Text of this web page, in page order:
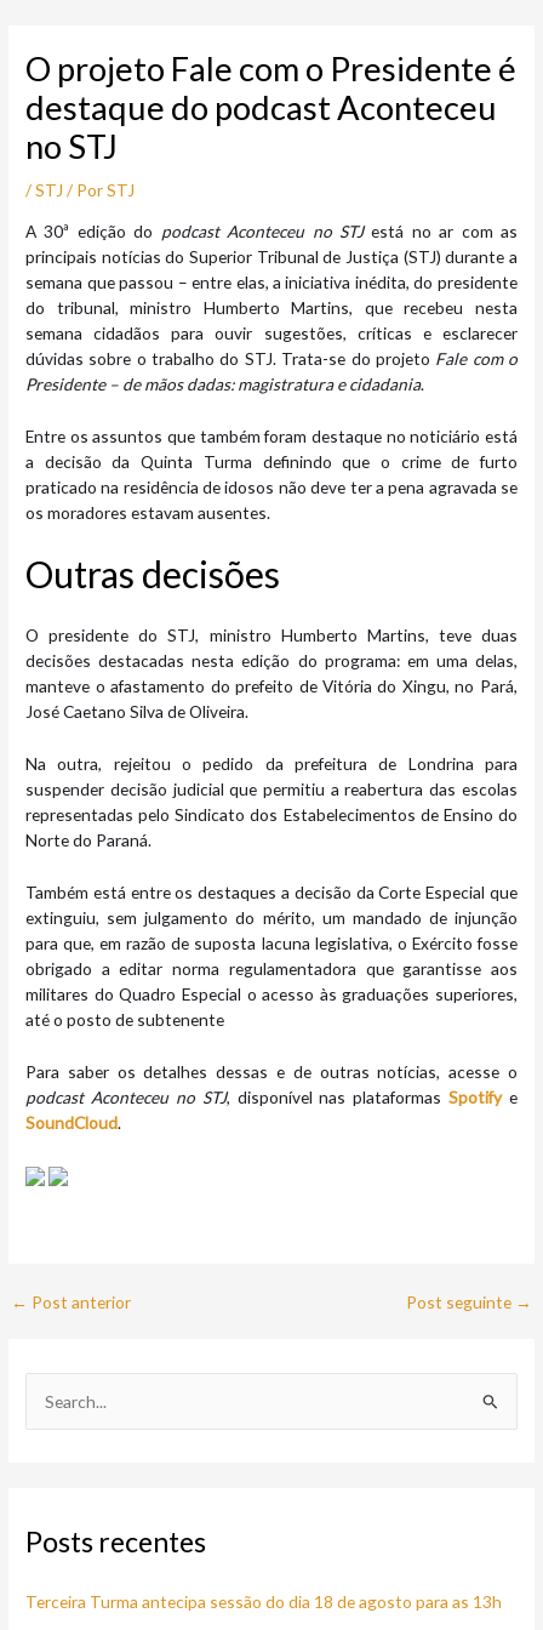
conteúdo
O projeto Fale com o Presidente é
destaque do podcast Aconteceu
no STJ
/STJ / PorSTJ
​A 30ª edição do podcast Aconteceu no STJestá no ar com as
principais notícias do Superior Tribunal de Justiça (STJ) durante a
semana que passou – entre elas, a iniciativa inédita, do presidente
do tribunal, ministro Humberto Martins, que recebeu nesta
semana cidadãos para ouvir sugestões, críticas e esclarecer
dúvidas sobre o trabalho do STJ. Trata-se do projeto Fale com o
Presidente – de mãos dadas: magistratura e cidadania.
Entre os assuntos que também foram destaque no noticiário está
a decisão da Quinta Turma definindo que o crime de furto
praticado na residência de idosos não deve ter a pena agravada se
os moradores estavam ausentes.
Outras deci​​sões
O presidente do STJ, ministro Humberto Martins, teve duas
decisões destacadas nesta edição do programa: em uma delas,
manteve o afastamento do prefeito de Vitória do Xingu, no Pará,
José Caetano Silva de Oliveira.
Na outra, rejeitou o pedido da prefeitura de Londrina para
suspender decisão judicial que permitiu a reabertura das escolas
representadas pelo Sindicato dos Estabelecimentos de Ensino do
Norte do Paraná.
Também está entre os destaques a decisão da Corte Especial que
extinguiu, sem julgamento do mérito, um mandado de injunção
para que, em razão de suposta lacuna legislativa, o Exército fosse
obrigado a editar norma regulamentadora que garantisse aos
militares do Quadro Especial o acesso às graduações superiores,
até o posto de subtenente
Para saber os detalhes dessas e de outras notícias, acesse o
podcast Aconteceu no STJ, disponível nas plataformasSpotifye
SoundCloud.
← Post anterior Post seguinte →
u
s
Posts recentes
Terceira Turma antecipa sessão do dia 18 de agosto para as 13h